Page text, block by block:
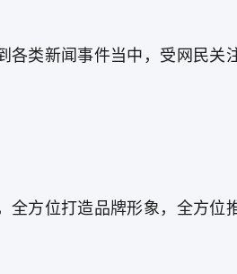
各类新闻事件当中，受网民关
全方位打造品牌形象，全方位